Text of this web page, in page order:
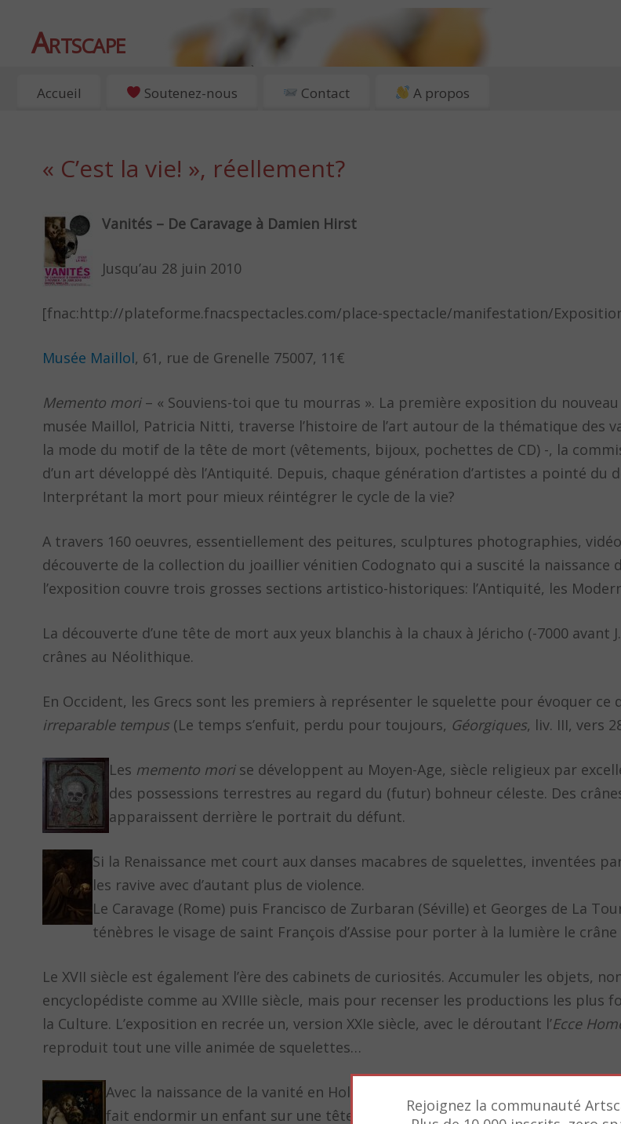
Artscape
EXPOSITIONS, ART ET CULTURE À PARIS
Accueil Soutenez-nous Contact A propos
« C’est la vie! », réellement?
Vanités – De Caravage à Damien Hirst
Jusqu’au 28 juin 2010
[fnac:http://plateforme.fnacspectacles.com/place-spectacle/manifestation/
Musée Maillol, 61, rue de Grenelle 75007, 11€
Memento mori– « Souviens-toi que tu mourras ». La première exposition du
musée Maillol, Patricia Nitti, traverse l’histoire de l’art autour de la thématique des
la mode du motif de la tête de mort (vêtements, bijoux, pochettes de CD) -, la
d’un art développé dès l’Antiquité. Depuis, chaque génération d’artistes a pointé du
Interprétant la mort pour mieux réintégrer le cycle de la vie?
A travers 160 oeuvres, essentiellement des peitures, sculptures photographies,
découverte de la collection du joaillier vénitien Codognato qui a suscité la naissance
l’exposition couvre trois grosses sections artistico-historiques: l’Antiquité, les
La découverte d’une tête de mort aux yeux blanchis à la chaux à Jéricho (-7000 avant
crânes au Néolithique.
En Occident, les Grecs sont les premiers à représenter le squelette pour évoquer ce
irreparable tempus (Le temps s’enfuit, perdu pour toujours, Géorgiques, liv. III, vers
Les memento morise développent au Moyen-Age, siècle religieux par
des possessions terrestres au regard du (futur) bohneur céleste. Des
apparaissent derrière le portrait du défunt.
Si la Renaissance met court aux danses macabres de squelettes, inventées
les ravive avec d’autant plus de violence.
Le Caravage (Rome) puis Francisco de Zurbaran (Séville) et Georges de La
ténèbres le visage de saint François d’Assise pour porter à la lumière le crâne
Le XVII siècle est également l’ère des cabinets de curiosités. Accumuler les objets,
encyclopédiste comme au XVIIIe siècle, mais pour recenser les productions les plus
la Culture. L’exposition en recrée un, version XXIe siècle, avec le déroutant l’Ecce
reproduit tout une ville animée de squelettes…
Avec la naissance de la vanité en Hollande, la mort s’empare de la
fait endormir un enfant sur une tête de mort (Cupidon endormi, Vanité I).
Rejoignez la communauté